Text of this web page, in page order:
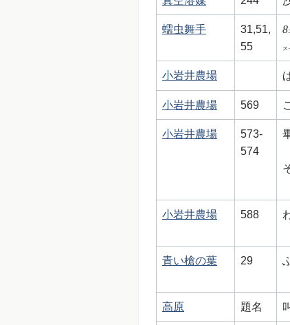
蠕虫舞手
31,51,
55
8
ス
小岩井農場
小岩井農場 569
小岩井農場
573-
574
小岩井農場 588
青い槍の葉 29
高原 題名